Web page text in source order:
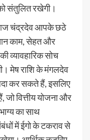
संतुलित रखेगी।
आज चंद्रदेव आपके छठे
काम, सेहत और
व्यावहारिक सोच
मेष राशि के मंगलदेव
कर सकते हैं, इसलिए
वित्तीय योजना और
का साथ
में ईगो के टकराव से